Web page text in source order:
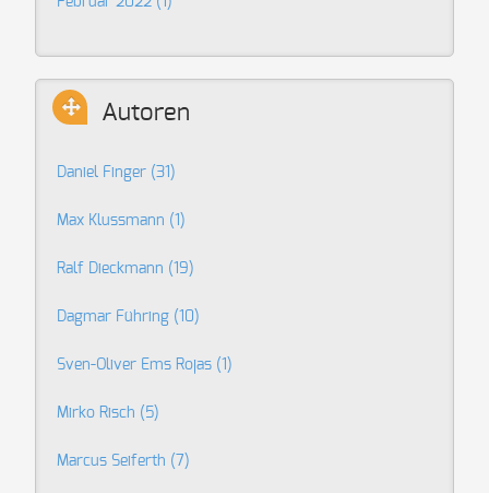
Autoren
Daniel Finger (31)
Max Klussmann (1)
Ralf Dieckmann (19)
Dagmar Führing (10)
Sven-Oliver Ems Rojas (1)
Mirko Risch (5)
Marcus Seiferth (7)